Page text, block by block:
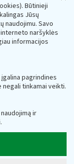
Būtinieji
Jūsų
naudojimu. Savo
naršyklės
informacijos
pagrindines
tinkamai veikti.
ir
el.paštas:
Lietuvos
Juridinių